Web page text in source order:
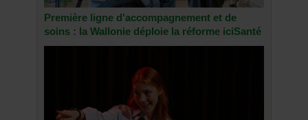
Première ligne d'accompagnement et de
soins : la Wallonie déploie la réforme iciSanté